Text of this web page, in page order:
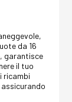
da 16
garantisce
il tuo
ricambi